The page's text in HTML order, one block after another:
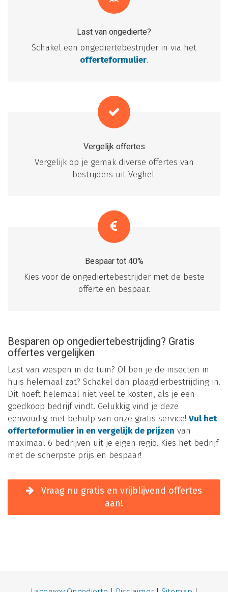
Last van ongedierte?
Schakel een ongediertebestrijder in via het
offerteformulier.
Vergelijk offertes
Vergelijk op je gemak diverse offertes van
bestrijders uit Veghel.
Bespaar tot 40%
Kies voor de ongediertebestrijder met de beste
offerte en bespaar.
Besparen op ongediertebestrijding? Gratis
offertes vergelijken
Last van wespen in de tuin? Of ben je de insecten in
huis helemaal zat? Schakel dan plaagdierbestrijding in.
Dit hoeft helemaal niet veel te kosten, als je een
goedkoop bedrijf vindt. Gelukkig vind je deze
eenvoudig met behulp van onze gratis service! Vul het
offerteformulier in en vergelijk de prijzen van
maximaal 6 bedrijven uit je eigen regio. Kies het bedrijf
met de scherpste prijs en bespaar!
Vraag nu gratis en vrijblijvend offertes
aan!